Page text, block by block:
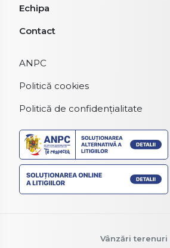
Echipa
Contact
ANPC
Politică cookies
Politică de confidențialitate
Vânzări terenuri